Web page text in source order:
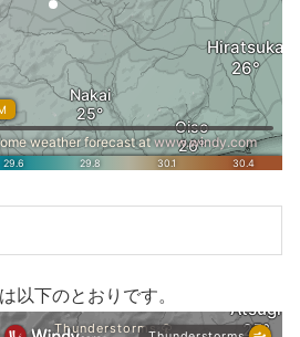
以下のとおりです。